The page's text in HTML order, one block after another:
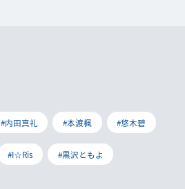
#内田真礼 #本渡楓 #悠木碧
#I☆Ris #黒沢ともよ